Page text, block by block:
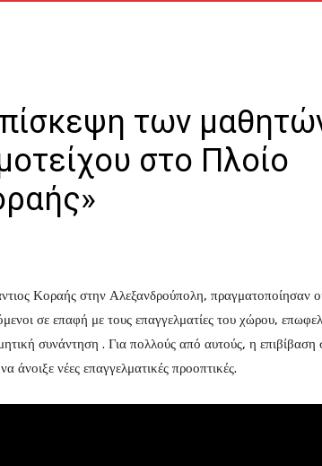
των
στο Πλοίο
Κοραής στην Αλεξανδρούπολη, πραγματοποίησαν
σε επαφή με τους επαγγελματίες του χώρου,
συνάντηση . Για πολλούς από αυτούς, η επιβίβαση
άνοιξε νέες επαγγελματικές προοπτικές.